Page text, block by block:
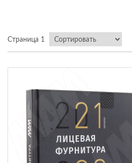
Страница 1